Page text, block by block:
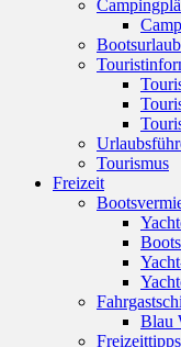
Bootsurlaub
Tourismus
Freizeit
Blau
Freizeittipps